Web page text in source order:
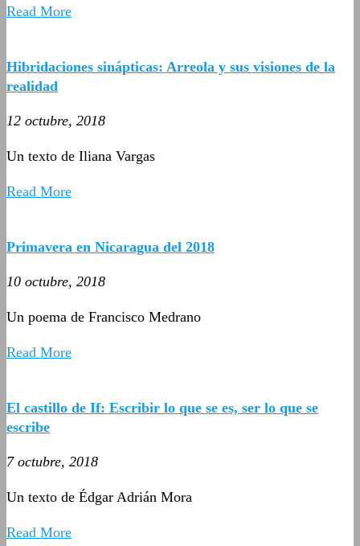
Read More
Hibridaciones sinápticas: Arreola y sus visiones de la
realidad
12 octubre, 2018
Un texto de Iliana Vargas
Read More
Primavera en Nicaragua del 2018
10 octubre, 2018
Un poema de Francisco Medrano
Read More
El castillo de If: Escribir lo que se es, ser lo que se
escribe
7 octubre, 2018
Un texto de Édgar Adrián Mora
Read More